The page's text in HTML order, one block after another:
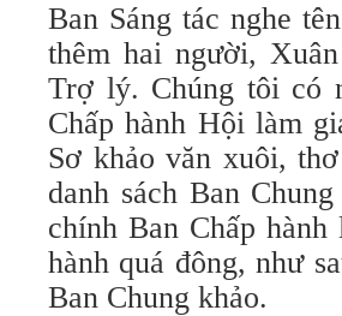
Ban Sáng tác nghe
thêm hai người,
Trợ lý. Chúng tôi có
Chấp hành Hội làm
Sơ khảo văn xuôi,
danh sách Ban
chính Ban Chấp
hành quá đông, như
Ban Chung khảo.